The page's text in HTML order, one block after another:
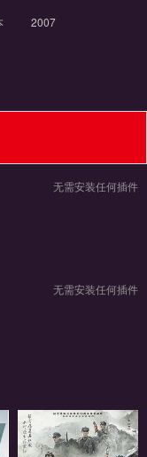
2007
无需安装任何插件
无需安装任何插件